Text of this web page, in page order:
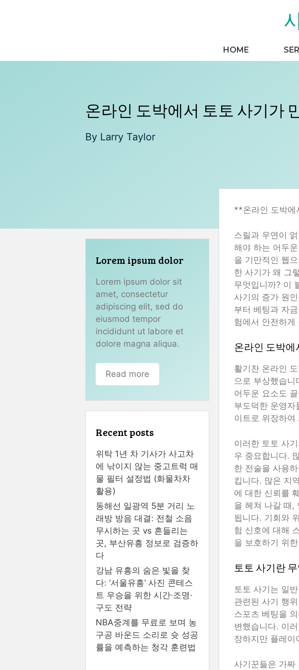
HOME
온라인 도박에서 토토 사기가
By Larry Taylor
**온라인 도박에
스릴과 우연이
해야 하는 어두
을 기만적인 웹
한 사기가 왜 그
무엇입니까? 이
사기의 증가 원
부터 베팅과 자
험에서 안전하게
온라인 도박에
활기찬 온라인
으로 부상했습니
어두운 요소도
부도덕한 운영
이트로 위장하여
이러한 토토 사
우 중요합니다.
한 전술을 사용
킵니다. 많은 지
에 대한 신뢰를
을 헤쳐 나갈 때,
됩니다. 기회와
험 신호에 대해
을 보호하기 위
토토 사기란
토토 사기는 일
관련된 사기 행
스포츠 베팅을
변했습니다. 이
장하지만 플레이
사기꾼들은 가
Lorem ipsum dolor
Lorem ipsum dolor sit
amet, consectetur
adipiscing elit, sed do
eiusmod tempor
incididunt ut labore et
dolore magna aliqua.
Read more
Recent posts
위탁 1년 차 기사가 사고차
에 낚이지 않는 중고트럭 매
물 필터 설정법 (화물차차
활용)
동해선 일광역 5분 거리 노
래방 방음 대결: 전철 소음
무시하는 곳 vs 흔들리는
곳, 부산유흥 정보로 검증하
다
강남 유흥의 숨은 빛을 찾
다: ‘서울유흥’ 사진 콘테스
트 우승을 위한 시간·조명·
구도 전략
NBA중계를 무료로 보며 농
구공 바운드 소리로 슛 성공
률을 예측하는 청각 훈련법